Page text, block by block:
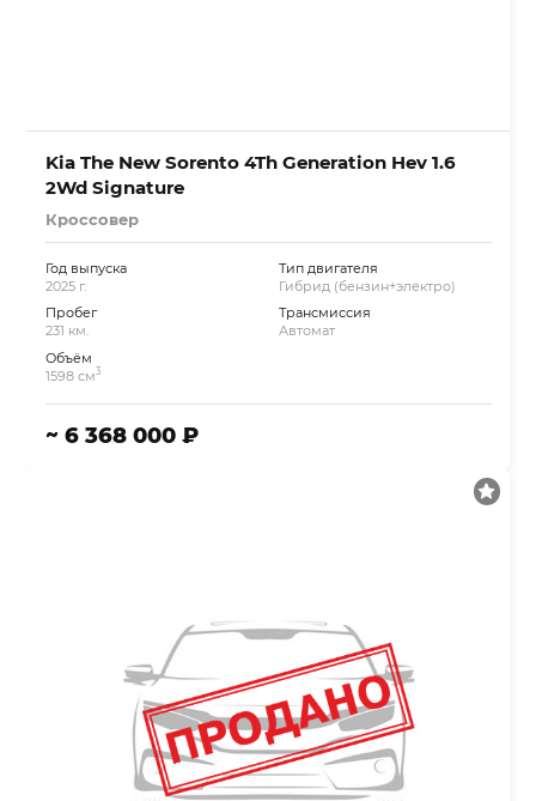
Kia The New Sorento 4Th Generation Hev 1.6
2Wd Signature
Кроссовер
Год выпуска
2025 г.
Пробег
231 км.
Объём
1598 см3
Тип двигателя
Гибрид (бензин+электро)
Трансмиссия
Автомат
~ 6 368 000 ₽